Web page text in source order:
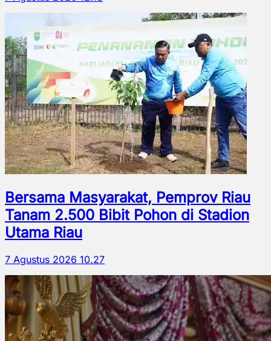
Bersama Masyarakat, Pemprov Riau
Tanam 2.500 Bibit Pohon di Stadion
Utama Riau
7 Agustus 2026 10.27